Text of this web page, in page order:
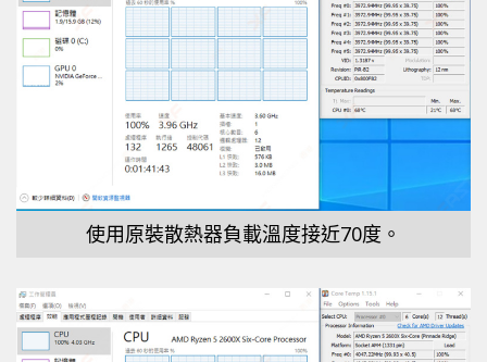
使用原裝散熱器負載溫度接近70度。